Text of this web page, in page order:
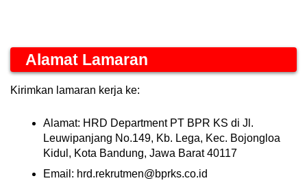
Alamat Lamaran
Kirimkan lamaran kerja ke:
Alamat: HRD Department PT BPR KS di Jl.
Leuwipanjang No.149, Kb. Lega, Kec. Bojongloa
Kidul, Kota Bandung, Jawa Barat 40117
Email: hrd.rekrutmen@bprks.co.id